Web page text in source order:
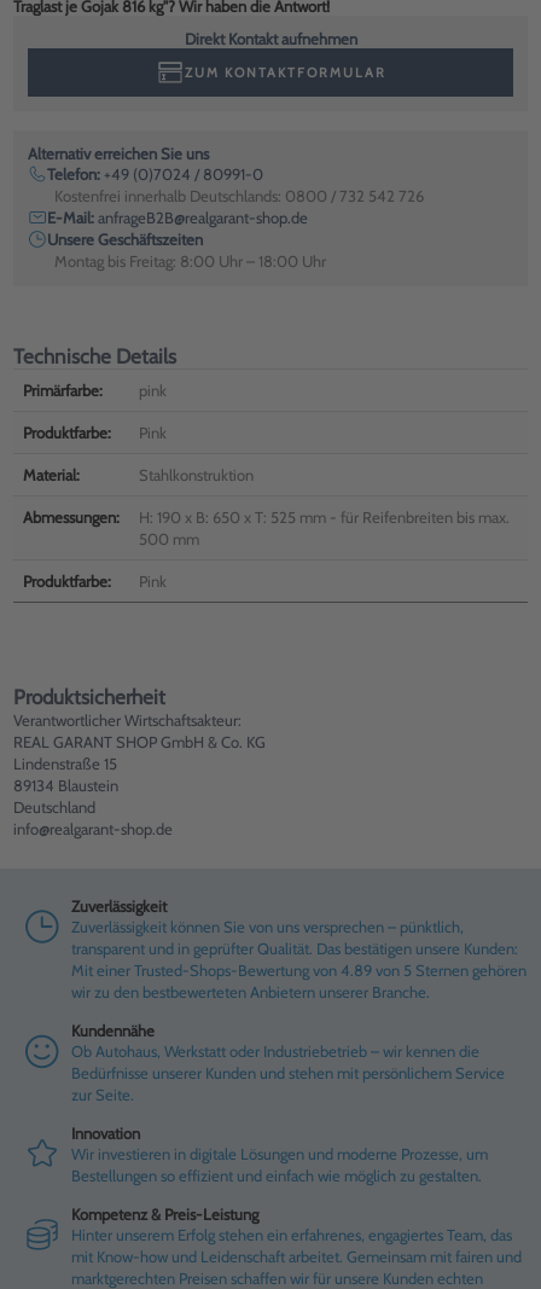
Traglast je Gojak 816 kg"? Wir haben die Antwort!
Direkt Kontakt aufnehmen
ZUM KONTAKTFORMULAR
Alternativ erreichen Sie uns
Telefon: +49 (0)7024 / 80991-0
Kostenfrei innerhalb Deutschlands: 0800 / 732 542 726
E-Mail:anfrageB2B@realgarant-shop.de
Unsere Geschäftszeiten
Montag bis Freitag: 8:00 Uhr – 18:00 Uhr
Technische Details
Primärfarbe: pink
Produktfarbe: Pink
Material: Stahlkonstruktion
Abmessungen:
H: 190 x B: 650 x T: 525 mm - für Reifenbreiten bis max.
500 mm
Produktfarbe: Pink
Produktsicherheit
Verantwortlicher Wirtschaftsakteur:
REAL GARANT SHOP GmbH & Co. KG
Lindenstraße 15
89134 Blaustein
Deutschland
info@realgarant-shop.de
Zuverlässigkeit
Zuverlässigkeit können Sie von uns versprechen – pünktlich,
transparent und in geprüfter Qualität. Das bestätigen unsere Kunden:
Mit einer Trusted-Shops-Bewertung von 4.89 von 5 Sternen gehören
wir zu den bestbewerteten Anbietern unserer Branche.
Kundennähe
Ob Autohaus, Werkstatt oder Industriebetrieb – wir kennen die
Bedürfnisse unserer Kunden und stehen mit persönlichem Service
zur Seite.
Innovation
Wir investieren in digitale Lösungen und moderne Prozesse, um
Bestellungen so effizient und einfach wie möglich zu gestalten.
Kompetenz & Preis-Leistung
Hinter unserem Erfolg stehen ein erfahrenes, engagiertes Team, das
mit Know-how und Leidenschaft arbeitet. Gemeinsam mit fairen und
marktgerechten Preisen schaffen wir für unsere Kunden echten